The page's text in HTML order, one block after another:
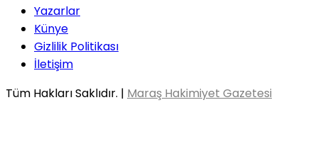
Yazarlar
Künye
Gizlilik Politikası
İletişim
Tüm Hakları Saklıdır. | Maraş Hakimiyet Gazetesi